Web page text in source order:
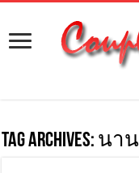
Tag Archives: นาน